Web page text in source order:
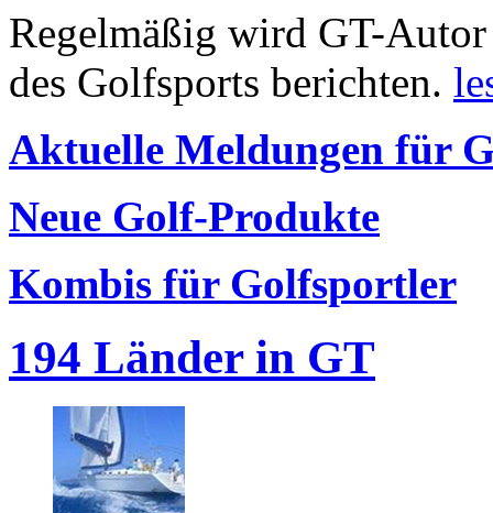
Regelmäßig wird GT-
des Golfsports berichten.
Aktuelle Meldungen für
Neue Golf-Produkte
Kombis für Golfsportler
194 Länder in GT